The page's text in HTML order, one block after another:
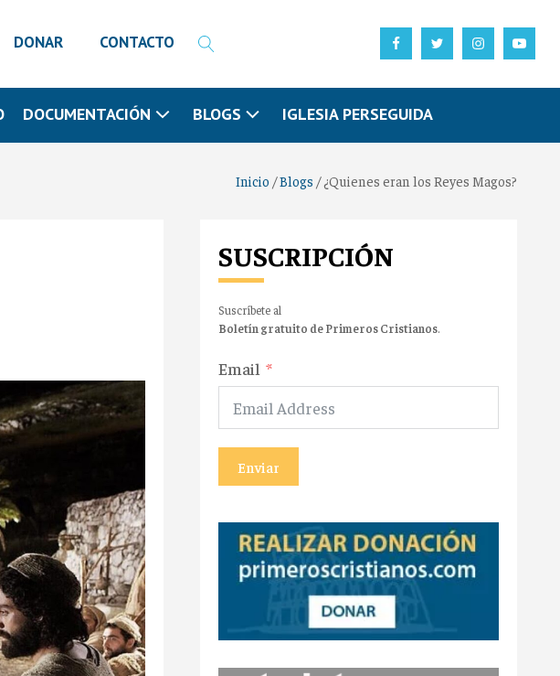
DONAR CONTACTO
DOCUMENTACIÓN BLOGS IGLESIA PERSEGUIDA
Inicio /Blogs /¿Quienes eran los Reyes Magos?
SUSCRIPCIÓN
Suscríbete al
Boletín gratuito de Primeros Cristianos.
Email
Enviar